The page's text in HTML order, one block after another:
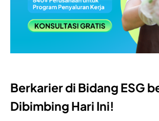
Berkarier di Bidang ESG
Dibimbing Hari Ini!